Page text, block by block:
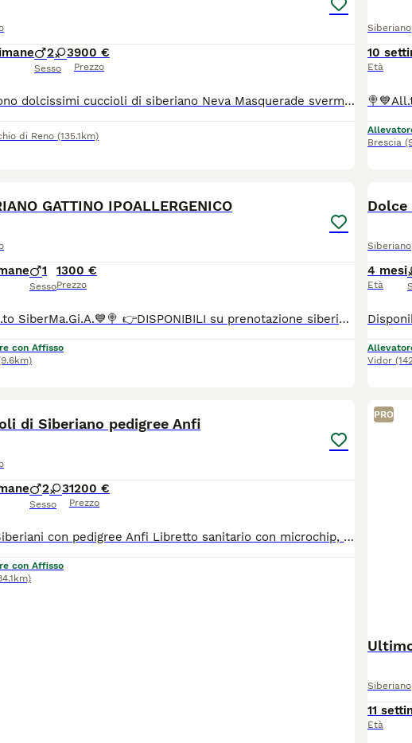
2 3
Sesso
900 €
Prezzo
Si cedono dolcissimi cuccioli di siberiano Neva Masquerade sverminati, svezzati, abituati agli umani, lettiera e super coccolosi. Anallergici per natura sono perfetti per chi soffre di allergie e per chi ama avere un pelosetto dagli occhioni azzurri accanto
di Reno (135.1km)
Siberiano
10
Età
Brescia
GATTINO IPOALLERGENICO
1
Sesso
1300 €
Prezzo
🍭💙All.to SiberMa.Gi.A.💙🍭 👉DISPONIBILI su prenotazione siberiani tradizionali!🌟🐱🌟 Maschi e femmine 🩵🩷 ♥️Potranno lasciare l'allevamento dai 90 gg con: 📌Chip 📌Vaccini 📌Profilassi antielmintica completa 📌Snap giardia negativo 📌Coprologico per flottazione negativo 📌profilassi antiparassitaria in corso di validità 📌libretto sanitario 📌certificato di buona salute 📌pedigree RICONOSCIUTO DAL MINISTERO delle politiche agricole 📌copia degli esami Hcm, pkd, Pkdef dei genitori.♥️ 📌Assistenza all' inserimento in famiglia 📌 Assistenza alla nutrizione ♦️Abituati in contesto domestico e famigliare, abituati ai cani, altri gatti e bambini♦️
con Affisso
Dolce
Siberiano
4 mesi
Età
Vidor
di Siberiano pedigree Anfi
2 3
Sesso
1200 €
Prezzo
100% Siberiani con pedigree Anfi Libretto sanitario con microchip, vaccinazioni, controllo feci, certificati di buona salute e di assenza di anomalie. Genealogia Russa con campioni e genitori testati per le malattie infettive e cardiologiche. Cresciuti con amore e rispetto.
con Affisso
PRO
Siberiano
11
Età